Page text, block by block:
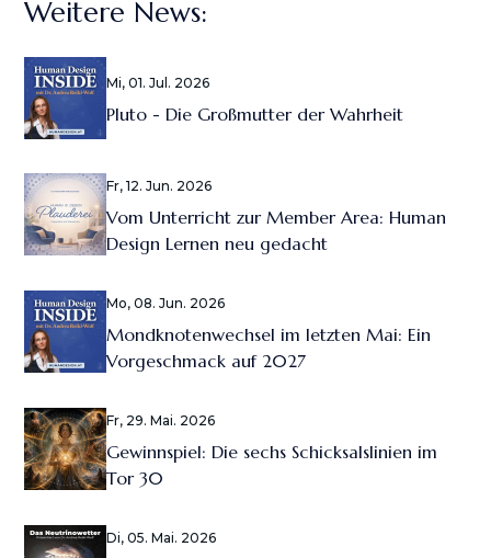
Weitere News:
Mi, 01. Jul. 2026
Pluto - Die Großmutter der Wahrheit
Fr, 12. Jun. 2026
Vom Unterricht zur Member Area: Human
Design Lernen neu gedacht
Mo, 08. Jun. 2026
Mondknotenwechsel im letzten Mai: Ein
Vorgeschmack auf 2027
Fr, 29. Mai. 2026
Gewinnspiel: Die sechs Schicksalslinien im
Tor 30
Di, 05. Mai. 2026